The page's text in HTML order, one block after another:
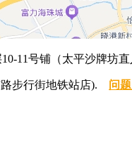
11号铺（太平沙牌坊
路步行街地铁站店). 问